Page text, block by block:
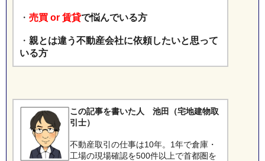
・ 売買 or 賃貸で悩んでいる方
・ 親とは違う不動産会社に依頼したいと思って
いる方
この記事を書いた人 池田（宅地建物取
引士）
不動産取引の仕事は10年。1年で倉庫・
工場の現場確認を500件以上で首都圏を